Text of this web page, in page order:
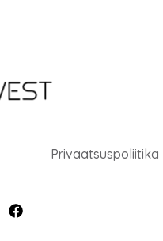
Privaatsuspoliitika